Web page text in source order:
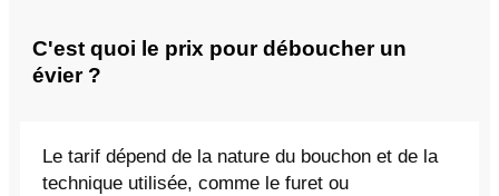
C'est quoi le prix pour déboucher un
évier ?
Le tarif dépend de la nature du bouchon et de la
technique utilisée, comme le furet ou